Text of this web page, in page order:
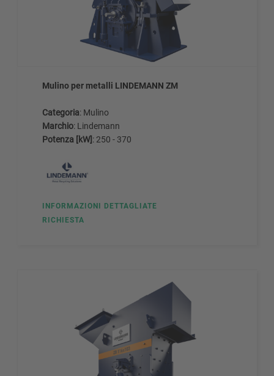
Mulino per metalli LINDEMANN ZM
Categoria: Mulino
Marchio: Lindemann
Potenza [kW]: 250 - 370
INFORMAZIONI DETTAGLIATE
RICHIESTA